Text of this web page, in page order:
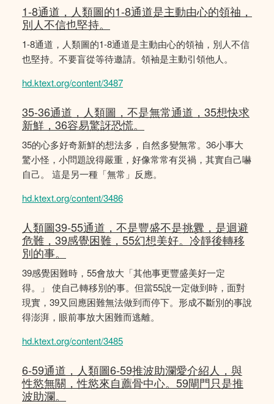
1-8通道，人類圖的1-8通道是主動由心的領䄂，
別人不信也堅持。
1-8通道，人類圖的1-8通道是主動由心的領䄂，別人不信
也堅持。不要盲從等待邀請。領袖是主動引領他人。
hd.ktext.org/content/3487
35-36通道，人類圖，不是無常通道，35想快求
新鮮，36容易驚訝恐慌。
35的心多好奇新鮮的想法多，自然多變無常。36小事大
驚小怪，小問題說得嚴重，好像常常有災禍，其實自己嚇
自己。 這是另一種「無常」反應。
hd.ktext.org/content/3486
人類圖39-55通道，不是豐盛不是挑釁，是迴避
危難，39感覺困難，55幻想美好。冷靜後轉移
別的事。
39感覺困難時，55會放大「其他事更豐盛美好一定
得。」 使自己轉移別的事。但當55說一定做到時，面對
現實，39又回應困難無法做到而停下。形成不斷別的事說
得澎湃，眼前事放大困難而逃離。
hd.ktext.org/content/3485
6-59通道，人類圖6-59推波助瀾愛介紹人，與
性慾無關，性慾來自薦骨中心。59閘門只是推
波助瀾。